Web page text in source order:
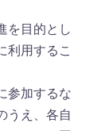
を目的とし
利用するこ
参加するな
うえ、各自